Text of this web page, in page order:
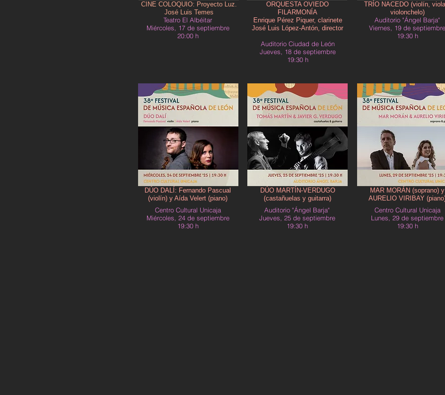
CINE COLOQUIO: Proyecto Luz.
José Luis Temes
Teatro El Albéitar
Miércoles, 17 de septiembre
20:00 h
ORQUESTA OVIEDO
FILARMONÍA
Enrique Pérez Piquer, clarinete
José Luis López-Antón, director
TRÍO NACEDO (violín,
violonchelo)
Auditorio "Ángel Barja"
Viernes, 19 de septiembre
19:30 h
Auditorio Ciudad de León
Jueves, 18 de septiembre
19:30 h
DÚO DALÍ: Fernando Pascual
(violín) y Aída Velert (piano)
Centro Cultural Unicaja
Miércoles, 24 de septiembre
19:30 h
DÚO MARTÍN-VERDUGO
(castañuelas y guitarra)
Auditorio "Ángel Barja"
Jueves, 25 de septiembre
19:30 h
MAR MORÁN (soprano) y
AURELIO VIRIBAY
Centro Cultural Unicaja
Lunes, 29 de septiembre
19:30 h